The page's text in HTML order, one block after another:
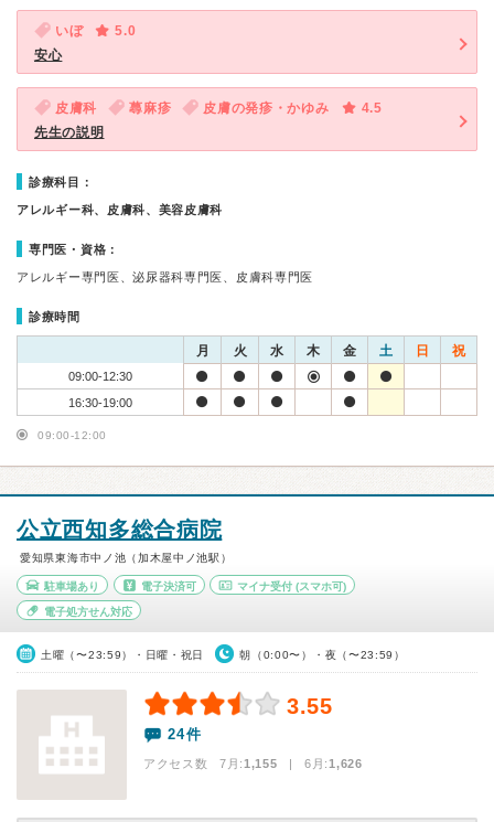
いぼ
5.0
安心
皮膚科 蕁麻疹 皮膚の発疹・かゆみ
4.5
先生の説明
診療科目：
アレルギー科、皮膚科、美容皮膚科
専門医・資格：
アレルギー専門医、泌尿器科専門医、皮膚科専門医
診療時間
月 火 水 木 金 土 日 祝
09:00-12:30
16:30-19:00
09:00-12:00
公立西知多総合病院
愛知県東海市中ノ池（加木屋中ノ池駅）
駐車場あり 電子決済可 マイナ受付 (スマホ可)
電子処方せん対応
土曜（〜23:59）・日曜・祝日 朝（0:00〜）・夜（〜23:59）
3.55
24件
アクセス数 7月:1,155 | 6月:1,626